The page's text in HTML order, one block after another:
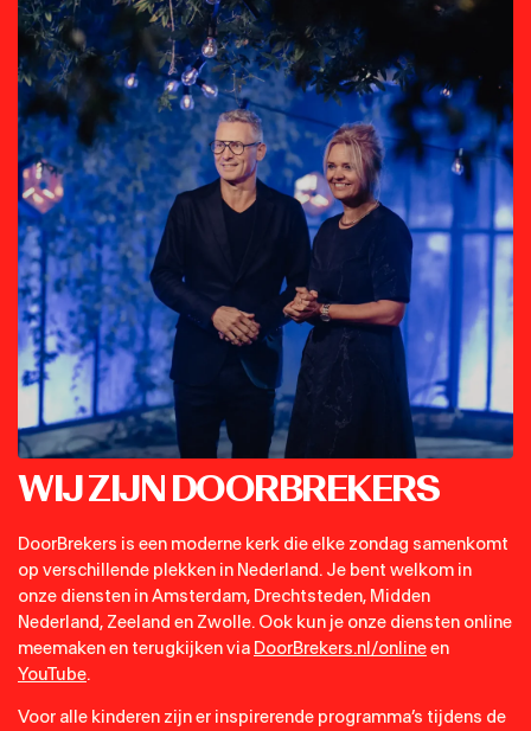
WIJ ZIJN DOORBREKERS
DoorBrekers is een moderne kerk die elke zondag samenkomt
op verschillende plekken in Nederland. Je bent welkom in
onze diensten in Amsterdam, Drechtsteden, Midden
Nederland, Zeeland en Zwolle. Ook kun je onze diensten online
meemaken en terugkijken via DoorBrekers.nl/onlineen
YouTube.
Voor alle kinderen zijn er inspirerende programma’s tijdens de